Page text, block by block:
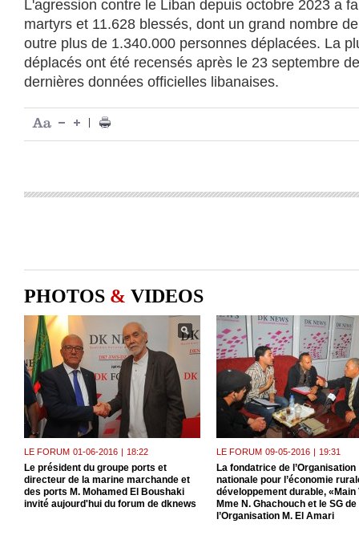
L'agression contre le Liban depuis octobre 2023 a
martyrs et 11.628 blessés, dont un grand nombre
outre plus de 1.340.000 personnes déplacées. La
déplacés ont été recensés après le 23 septembre
dernières données officielles libanaises.
PHOTOS & VIDEOS
LE FORUM 01-06-2016 | 18:22
Le président du groupe ports et
directeur de la marine marchande et
des ports M. Mohamed El Boushaki
invité aujourd'hui du forum de dknews
LE FORUM 09-05-2016 | 19:31
La fondatrice de l’Organisation
nationale pour l’économie
développement durable, «Main
Mme N. Ghachouch et le SG de
l’Organisation M. El Amari